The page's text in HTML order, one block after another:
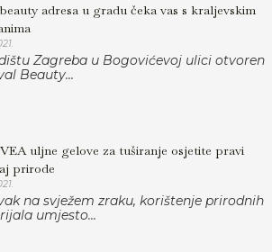
adresa u gradu čeka vas s kraljevskim
Zagreba u Bogovićevoj ulici otvoren
Beauty...
uljne gelove za tuširanje osjetite pravi
prirode
na svježem zraku, korištenje prirodnih
umjesto...